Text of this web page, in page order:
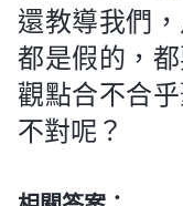
還教導我們
都是假的，
觀點合不合
不對呢？